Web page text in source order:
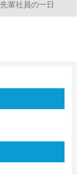
先輩社員の一日